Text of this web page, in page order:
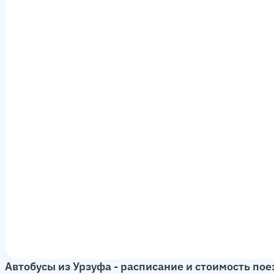
Автобусы из Урзуфа - расписание и стоимость